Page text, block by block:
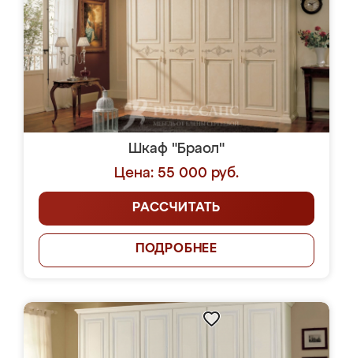
Шкаф "Браол"
Цена: 55 000 руб.
РАССЧИТАТЬ
ПОДРОБНЕЕ